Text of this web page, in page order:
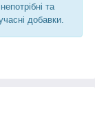
та
добавки.